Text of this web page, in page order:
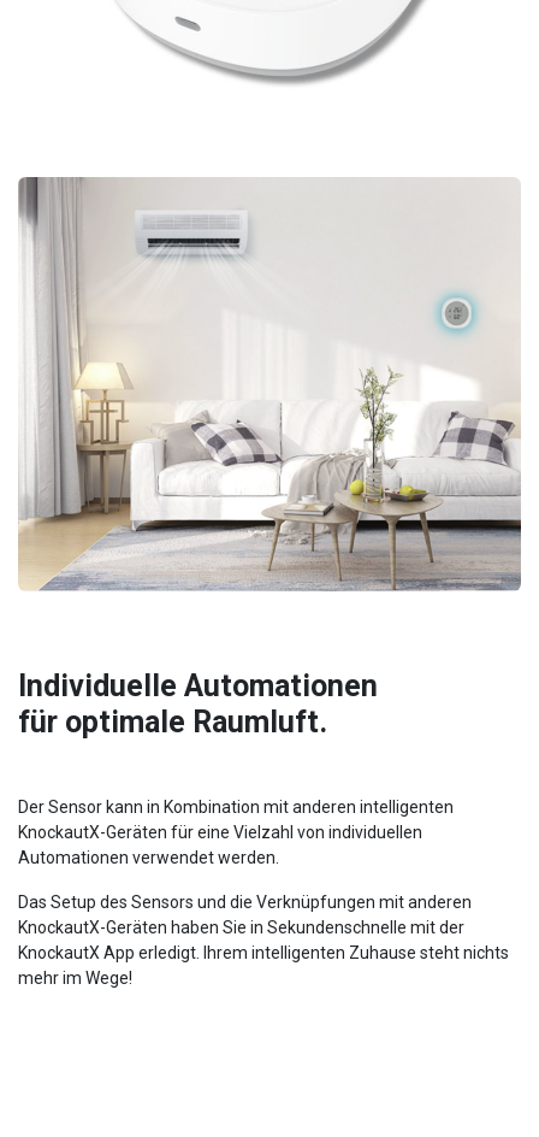
Individuelle Automationen
für optimale Raumluft.
Der Sensor kann in Kombination mit anderen intelligenten
KnockautX-Geräten für eine Vielzahl von individuellen
Automationen verwendet werden.
Das Setup des Sensors und die Verknüpfungen mit anderen
KnockautX-Geräten haben Sie in Sekundenschnelle mit der
KnockautX App erledigt. Ihrem intelligenten Zuhause steht nichts
mehr im Wege!